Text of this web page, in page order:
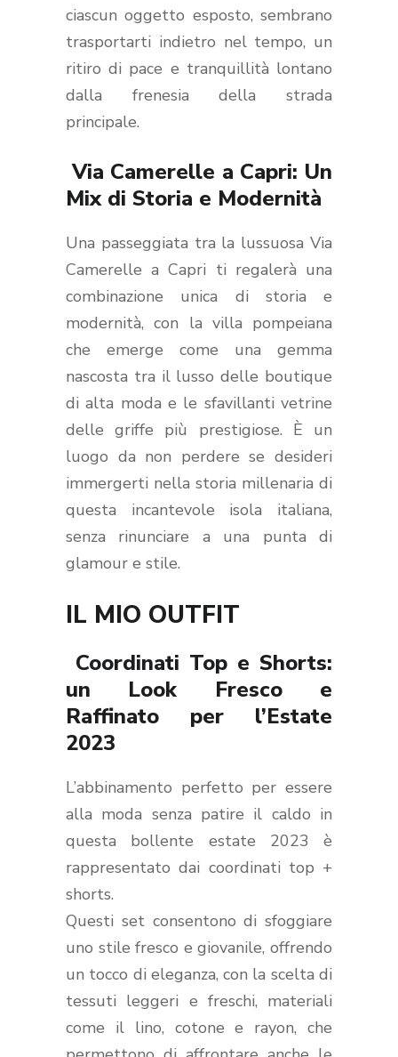
ciascun oggetto esposto, sembrano
trasportarti indietro nel tempo, un
ritiro di pace e tranquillità lontano
dalla frenesia della strada
principale.
Via Camerelle a Capri: Un
Mix di Storia e Modernità
Una passeggiata tra la lussuosa Via
Camerelle a Capri ti regalerà una
combinazione unica di storia e
modernità, con la villa pompeiana
che emerge come una gemma
nascosta tra il lusso delle boutique
di alta moda e le sfavillanti vetrine
delle griffe più prestigiose. È un
luogo da non perdere se desideri
immergerti nella storia millenaria di
questa incantevole isola italiana,
senza rinunciare a una punta di
glamour e stile.
IL MIO OUTFIT
Coordinati Top e Shorts:
un Look Fresco e
Raffinato per l’Estate
2023
L’abbinamento perfetto per essere
alla moda senza patire il caldo in
questa bollente estate 2023 è
rappresentato dai coordinati top +
shorts.
Questi set consentono di sfoggiare
uno stile fresco e giovanile, offrendo
un tocco di eleganza, con la scelta di
tessuti leggeri e freschi, materiali
come il lino, cotone e rayon, che